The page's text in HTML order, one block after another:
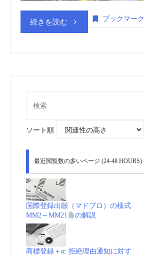
続きを読む“商
Under
Armour
restructuring
plans
ブックマーク
ソート順
最近閲覧数の多いページ (24-48 HOURS)
国際登録出願（マドプロ）の様式
MM2～MM21
の解説
商標登録＋α: 拒絶理由通知に対す